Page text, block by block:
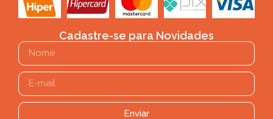
Cadastre-se para Novidades
Enviar